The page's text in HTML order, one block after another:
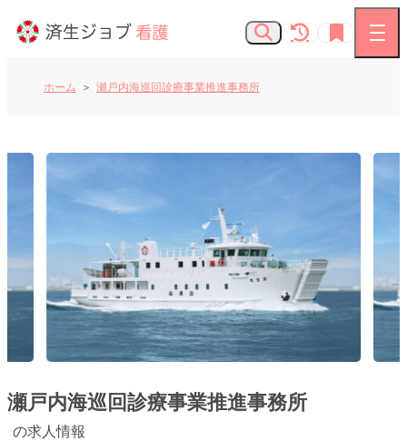
お知らせ
よくあるご質問
済生会Webサイト
済生会のしごとを知る
ホーム 瀬戸内海巡回診療事業推進事務所
瀬戸内海巡回診療事業推進事務所
の求人情報